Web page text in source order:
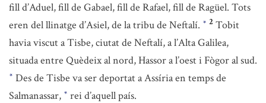
fill d’Aduel, fill de Gabael, fill de Rafael, fill de Ragüel. Tots
eren del llinatge d’Asiel, de la tribu de Neftalí. * 2 Tobit
havia viscut a Tisbe, ciutat de Neftalí, a l’Alta Galilea,
situada entre Quèdeix al nord, Hassor a l’oest i Fògor al sud.
* Des de Tisbe va ser deportat a Assíria en temps de
Salmanassar, * rei d’aquell país.